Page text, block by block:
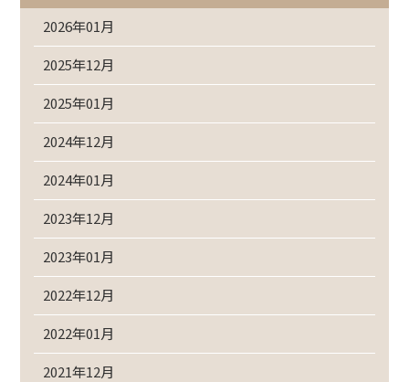
2026年01月
2025年12月
2025年01月
2024年12月
2024年01月
2023年12月
2023年01月
2022年12月
2022年01月
2021年12月